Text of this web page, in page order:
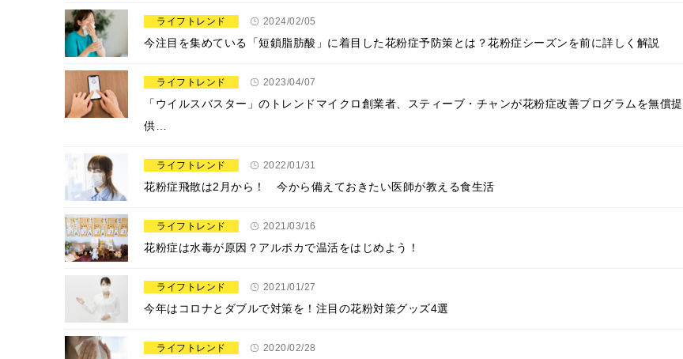
ライフトレンド 2024/02/05
今注目を集めている「短鎖脂肪酸」に着目した花粉症予防策とは？花粉症シーズンを前に詳しく解説
ライフトレンド 2023/04/07
「ウイルスバスター」のトレンドマイクロ創業者、スティーブ・チャンが花粉症改善プログラムを無償提
供…
ライフトレンド 2022/01/31
花粉症飛散は2月から！ 今から備えておきたい医師が教える食生活
ライフトレンド 2021/03/16
花粉症は水毒が原因？アルポカで温活をはじめよう！
ライフトレンド 2021/01/27
今年はコロナとダブルで対策を！注目の花粉対策グッズ4選
ライフトレンド 2020/02/28